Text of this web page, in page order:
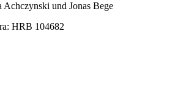
Achczynski und Jonas Bege
HRB 104682